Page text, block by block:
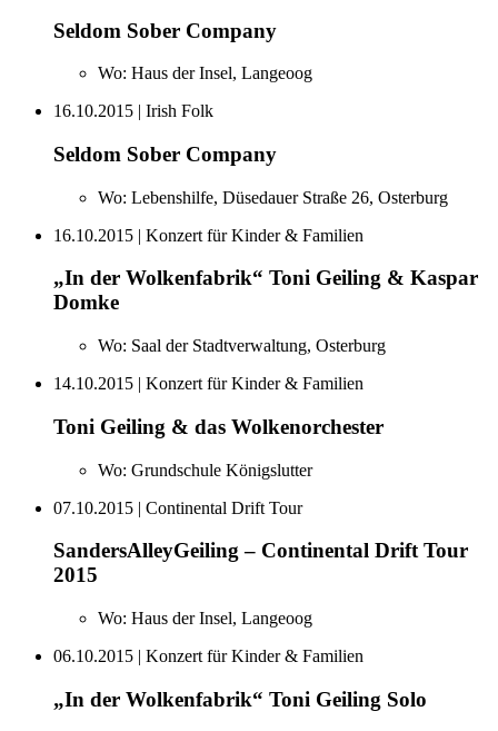
Seldom Sober Company
Wo: Haus der Insel, Langeoog
16.10.2015 | Irish Folk
Seldom Sober Company
Wo: Lebenshilfe, Düsedauer Straße 26, Osterburg
16.10.2015 | Konzert für Kinder & Familien
„In der Wolkenfabrik“ Toni Geiling & Kaspar
Domke
Wo: Saal der Stadtverwaltung, Osterburg
14.10.2015 | Konzert für Kinder & Familien
Toni Geiling & das Wolkenorchester
Wo: Grundschule Königslutter
07.10.2015 | Continental Drift Tour
SandersAlleyGeiling – Continental Drift Tour
2015
Wo: Haus der Insel, Langeoog
06.10.2015 | Konzert für Kinder & Familien
„In der Wolkenfabrik“ Toni Geiling Solo